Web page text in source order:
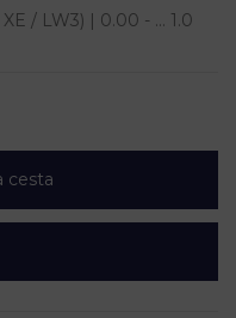
/ LW3) | 0.00 - ... 1.0
cesta